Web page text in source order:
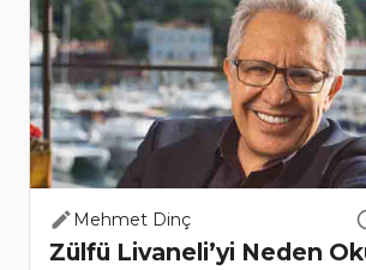
Mehmet Dinç
Zülfü Livaneli’yi Neden